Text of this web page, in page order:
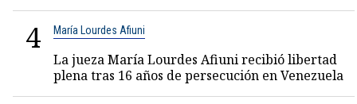
4 María Lourdes Afiuni
La jueza María Lourdes Afiuni recibió libertad
plena tras 16 años de persecución en Venezuela